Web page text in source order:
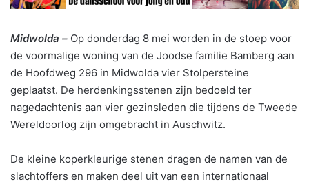
Midwolda – Op donderdag 8 mei worden in de stoep voor
de voormalige woning van de Joodse familie Bamberg aan
de Hoofdweg 296 in Midwolda vier Stolpersteine
geplaatst. De herdenkingsstenen zijn bedoeld ter
nagedachtenis aan vier gezinsleden die tijdens de Tweede
Wereldoorlog zijn omgebracht in Auschwitz.
De kleine koperkleurige stenen dragen de namen van de
slachtoffers en maken deel uit van een internationaal